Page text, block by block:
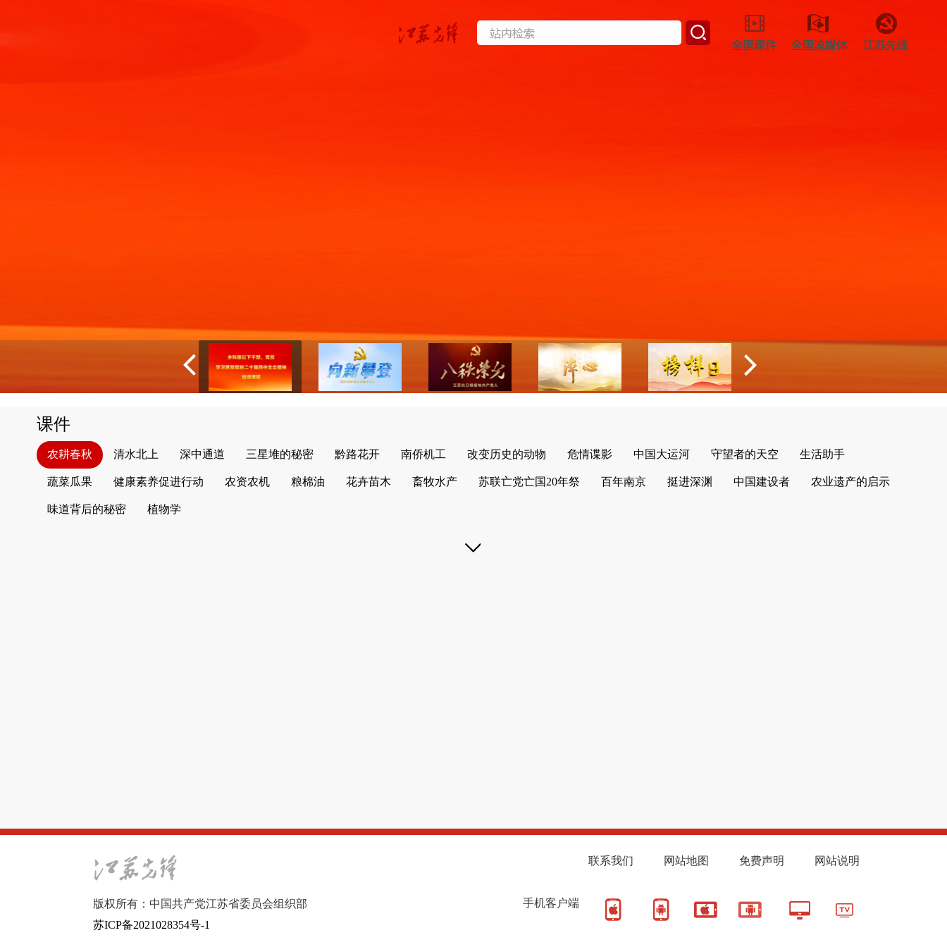
课件
农耕春秋 清水北上 深中通道 三星堆的秘密 黔路花开 南侨机工 改变历史的动物 危情谍影 中国大运河 守望者的天空 生活助手
蔬菜瓜果 健康素养促进行动 农资农机 粮棉油 花卉苗木 畜牧水产 苏联亡党亡国20年祭 百年南京 挺进深渊 中国建设者 农业遗产的启示
味道背后的秘密 植物学
版权所有：中国共产党江苏省委员会组织部
苏ICP备2021028354号-1
联系我们 网站地图 免费声明 网站说明
手机客户端